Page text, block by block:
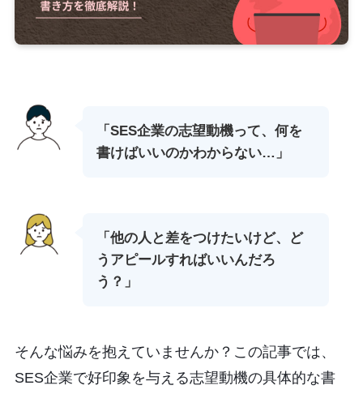
「SES企業の志望動機って、何を
書けばいいのかわからない…」
「他の人と差をつけたいけど、ど
うアピールすればいいんだろ
う？」
そんな悩みを抱えていませんか？この記事では、
SES企業で好印象を与える志望動機の具体的な書